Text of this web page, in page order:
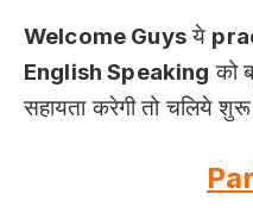
Welcome Guysये
English Speaking को
सहायता करेगी तो चलिये